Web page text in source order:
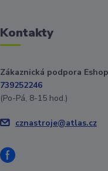
Kontakty
Zákaznická podpora
739252246
(Po-Pá, 8-15 hod.)
cznastroje@atlas.cz